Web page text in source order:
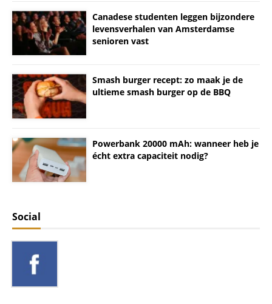
Canadese studenten leggen bijzondere
levensverhalen van Amsterdamse
senioren vast
Smash burger recept: zo maak je de
ultieme smash burger op de BBQ
Powerbank 20000 mAh: wanneer heb je
écht extra capaciteit nodig?
Social